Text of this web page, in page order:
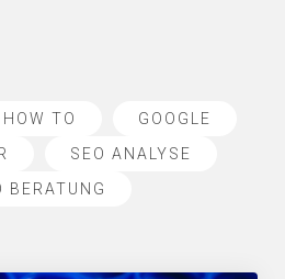
TO
GOOGLE
SEO ANALYSE
BERATUNG